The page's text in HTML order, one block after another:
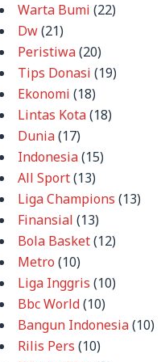
Warta Bumi (22)
Dw(21)
Peristiwa(20)
Tips Donasi (19)
Ekonomi (18)
Lintas Kota(18)
Dunia(17)
Indonesia(15)
All Sport(13)
Liga Champions (13)
Finansial (13)
Bola Basket(12)
Metro (10)
Liga Inggris (10)
Bbc World(10)
Bangun Indonesia(10)
Rilis Pers (10)